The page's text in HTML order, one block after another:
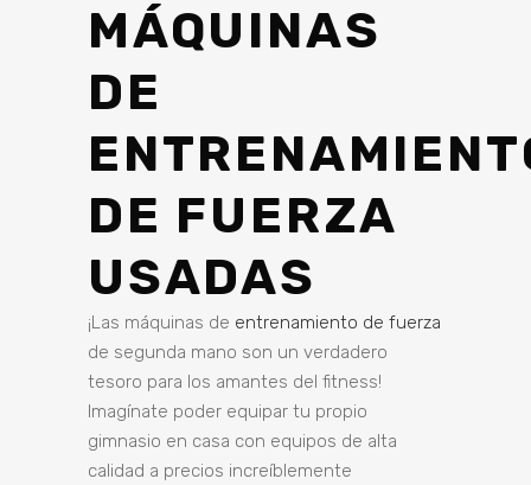
MÁQUINAS
DE
DE FUERZA
USADAS
¡Las máquinas de entrenamiento de fuerza
de segunda mano son un verdadero
tesoro para los amantes del fitness!
Imagínate poder equipar tu propio
gimnasio en casa con equipos de alta
calidad a precios increíblemente